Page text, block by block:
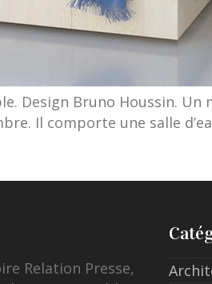
Design Bruno Houssin.
Il comporte une salle
Relation Presse,